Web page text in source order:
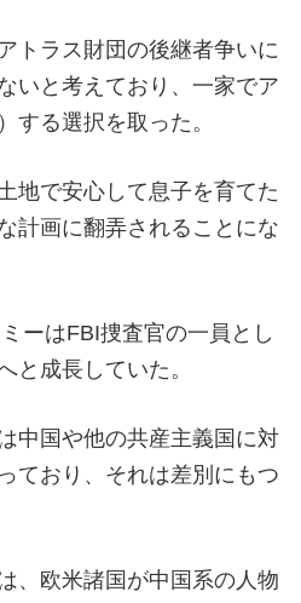
トラス財団の後継者争いに
いと考えており、一家でア
する選択を取った。
地で安心して息子を育てた
計画に翻弄されることにな
ーはFBI捜査官の一員とし
と成長していた。
中国や他の共産主義国に対
ており、それは差別にもつ
、欧米諸国が中国系の人物